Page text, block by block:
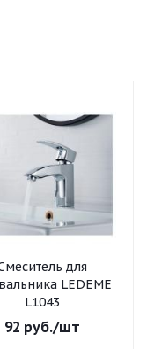
для
LEDEME
L1043
92 руб./шт